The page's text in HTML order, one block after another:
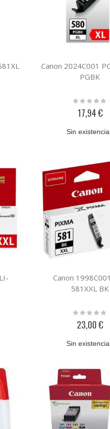
Canon 2024C001
PGBK
Rating:
17,94 €
Sin
Canon
581XXL BK
Rating:
23,00 €
Sin